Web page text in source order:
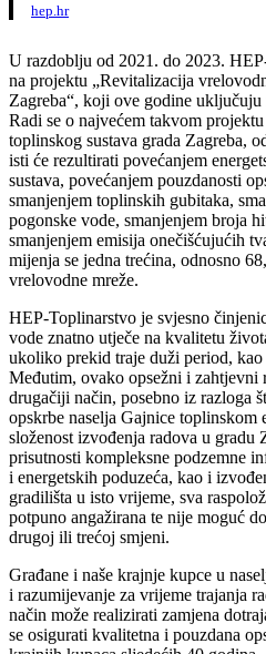
hep.hr
U razdoblju od 2021. do 2023.
na projektu „Revitalizacija
Zagreba“, koji ove godine
Radi se o najvećem takvom
toplinskog sustava grada Zagreba,
isti će rezultirati povećanjem
sustava, povećanjem pouzdanosti
smanjenjem toplinskih gubitaka,
pogonske vode, smanjenjem broja
smanjenjem emisija onečišćujućih
mijenja se jedna trećina, odnosno
vrelovodne mreže.
HEP-Toplinarstvo je svjesno
vode znatno utječe na kvalitetu
ukoliko prekid traje duži period, kao
Međutim, ovako opsežni i zahtjevni
drugačiji način, posebno iz razloga
opskrbe naselja Gajnice toplinskom
složenost izvođenja radova u gradu
prisutnosti kompleksne podzemne
i energetskih poduzeća, kao i
gradilišta u isto vrijeme, sva
potpuno angažirana te nije moguć
drugoj ili trećoj smjeni.
Građane i naše krajnje kupce u
i razumijevanje za vrijeme trajanja
način može realizirati zamjena
se osigurati kvalitetna i pouzdana